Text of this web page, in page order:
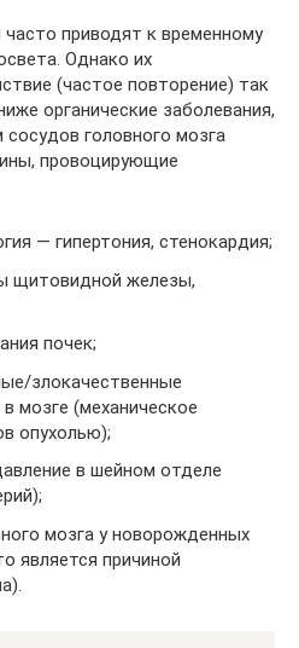
приводят к временному
Однако их
(частое повторение) так
органические заболевания,
головного мозга
провоцирующие
— гипертония, стенокардия;
щитовидной железы,
почек;
злокачественные
мозге (механическое
опухолью);
в шейном отделе
мозга у новорожденных
является причиной